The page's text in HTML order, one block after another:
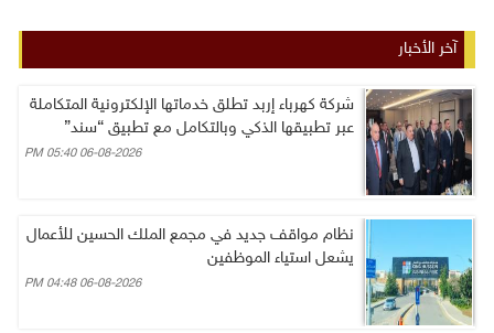
آخر الأخبار
شركة كهرباء إربد تطلق خدماتها الإلكترونية المتكاملة
عبر تطبيقها الذكي وبالتكامل مع تطبيق “سند”
06-08-2026 05:40 PM
نظام مواقف جديد في مجمع الملك الحسين للأعمال
يشعل استياء الموظفين
06-08-2026 04:48 PM